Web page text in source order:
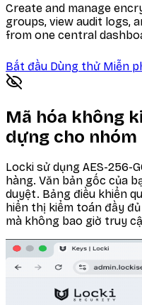
Create and manage
groups, view audit logs,
from one central
Bắt đầu Dùng thử Miễn
Mã hóa không
dựng cho nhóm
Locki sử dụng AES-256-
hàng. Văn bản gốc của
duyệt. Bảng điều khiển
hiển thị kiểm toán đầy
mà không bao giờ truy